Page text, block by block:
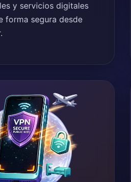
y servicios digitales
forma segura desde